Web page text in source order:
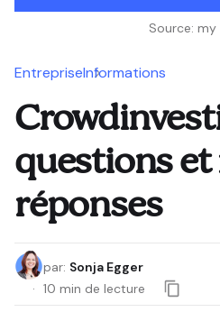
Source: my
EntrepriseInformations
questions et
réponses
par: Sonja Egger
10 min de lecture